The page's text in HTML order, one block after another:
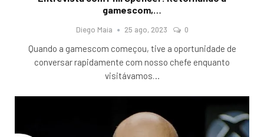
gamescom,…
Diego Maia 25 ago, 2023 0
Quando a gamescom começou, tive a oportunidade de
conversar rapidamente com nosso chefe enquanto
visitávamos…